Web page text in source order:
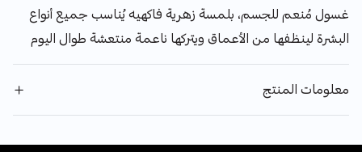
غسول مُنعم للجسم، بلمسة زهرية فاكهيه يُناسب جميع أنواع
البشرة لينظفها من الأعماق ويتركها ناعمة منتعشة طوال اليوم
معلومات المنتج